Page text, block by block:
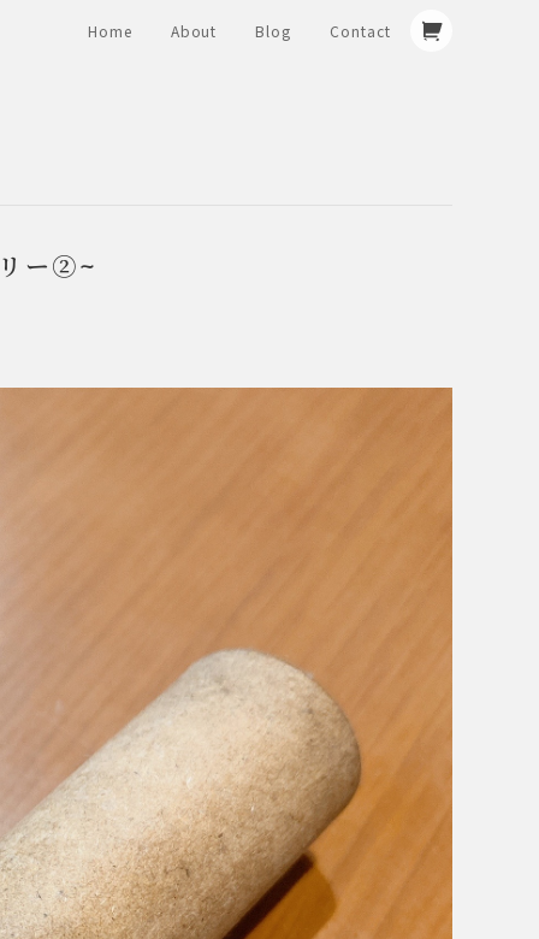
Home About Blog Contact
リー②~